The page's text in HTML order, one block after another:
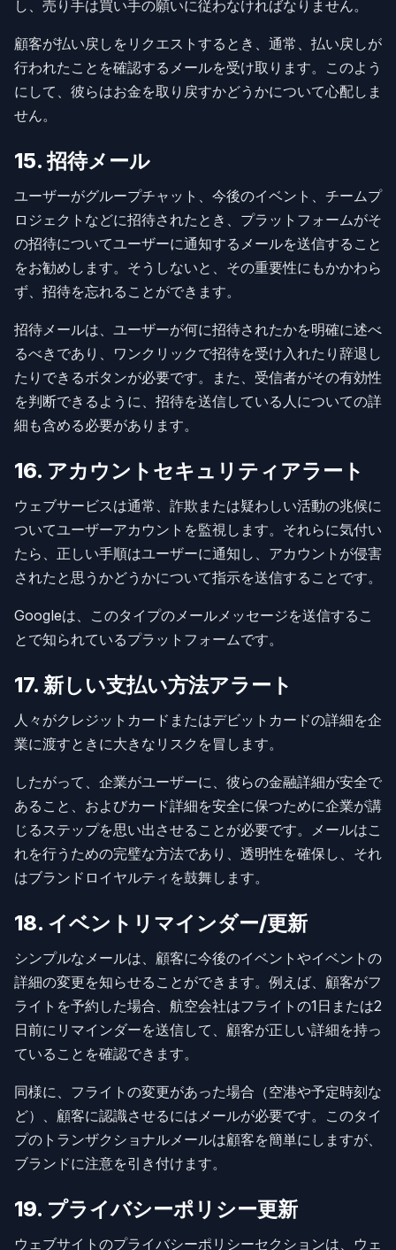
し、売り手は買い手の願いに従わなければなりません。
顧客が払い戻しをリクエストするとき、通常、払い戻しが
行われたことを確認するメールを受け取ります。このよう
にして、彼らはお金を取り戻すかどうかについて心配しま
せん。
15. 招待メール
ユーザーがグループチャット、今後のイベント、チームプ
ロジェクトなどに招待されたとき、プラットフォームがそ
の招待についてユーザーに通知するメールを送信すること
をお勧めします。そうしないと、その重要性にもかかわら
ず、招待を忘れることができます。
招待メールは、ユーザーが何に招待されたかを明確に述べ
るべきであり、ワンクリックで招待を受け入れたり辞退し
たりできるボタンが必要です。また、受信者がその有効性
を判断できるように、招待を送信している人についての詳
細も含める必要があります。
16. アカウントセキュリティアラート
ウェブサービスは通常、詐欺または疑わしい活動の兆候に
ついてユーザーアカウントを監視します。それらに気付い
たら、正しい手順はユーザーに通知し、アカウントが侵害
されたと思うかどうかについて指示を送信することです。
Googleは、このタイプのメールメッセージを送信するこ
とで知られているプラットフォームです。
17. 新しい支払い方法アラート
人々がクレジットカードまたはデビットカードの詳細を企
業に渡すときに大きなリスクを冒します。
したがって、企業がユーザーに、彼らの金融詳細が安全で
あること、およびカード詳細を安全に保つために企業が講
じるステップを思い出させることが必要です。メールはこ
れを行うための完璧な方法であり、透明性を確保し、それ
はブランドロイヤルティを鼓舞します。
18. イベントリマインダー/更新
シンプルなメールは、顧客に今後のイベントやイベントの
詳細の変更を知らせることができます。例えば、顧客がフ
ライトを予約した場合、航空会社はフライトの1日または2
日前にリマインダーを送信して、顧客が正しい詳細を持っ
ていることを確認できます。
同様に、フライトの変更があった場合（空港や予定時刻な
ど）、顧客に認識させるにはメールが必要です。このタイ
プのトランザクショナルメールは顧客を簡単にしますが、
ブランドに注意を引き付けます。
19. プライバシーポリシー更新
ウェブサイトのプライバシーポリシーセクションは、ウェ